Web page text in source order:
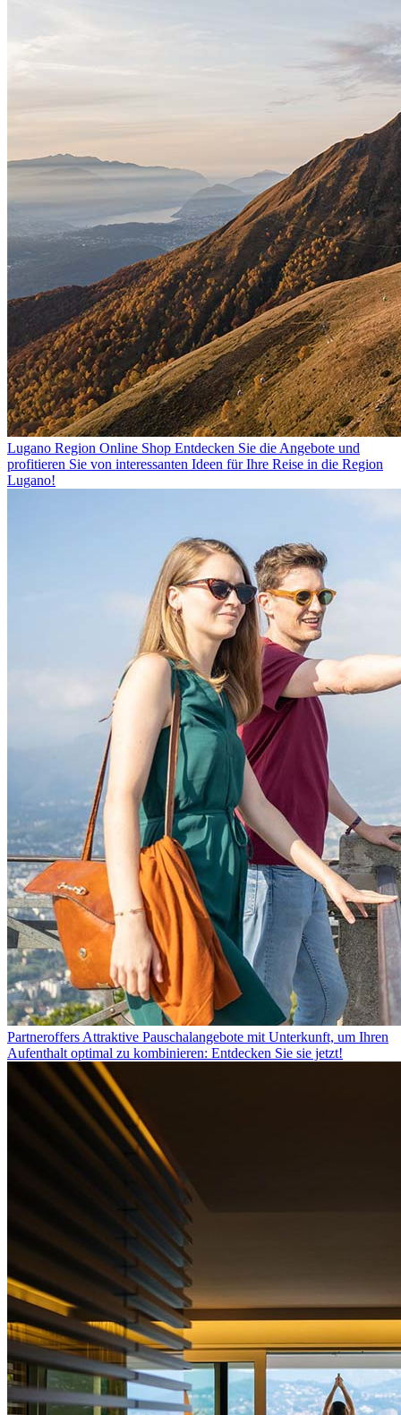
Lugano Region Online Shop Entdecken Sie die Angebote und
profitieren Sie von interessanten Ideen für Ihre Reise in die Region
Lugano!
Partneroffers Attraktive Pauschalangebote mit Unterkunft, um Ihren
Aufenthalt optimal zu kombinieren: Entdecken Sie sie jetzt!